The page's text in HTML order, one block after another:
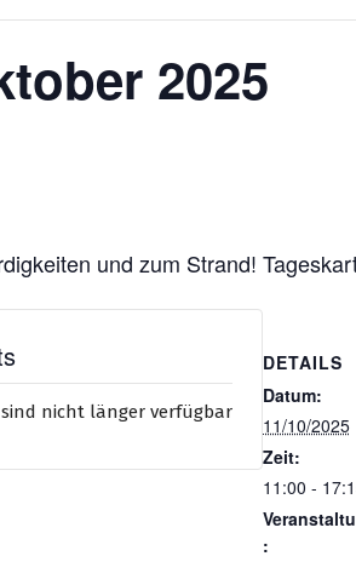
2025
und zum Strand!
DETAILS
Datum:
11/10/2025
Zeit:
11:00 -
:
sind nicht länger verfügbar